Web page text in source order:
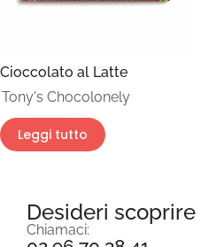
Cioccolato al Latte
Tony's Chocolonely
Leggi tutto
Desideri scoprire
Chiamaci: